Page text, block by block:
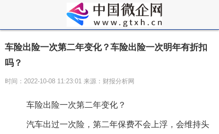
车险出险一次第二年变化？车险出险一次明年有折扣
吗？
时间：2022-10-08 11:23:01 来源：财报分析网
车险出险一次第二年变化？
汽车出过一次险，第二年保费不会上浮，会维持头